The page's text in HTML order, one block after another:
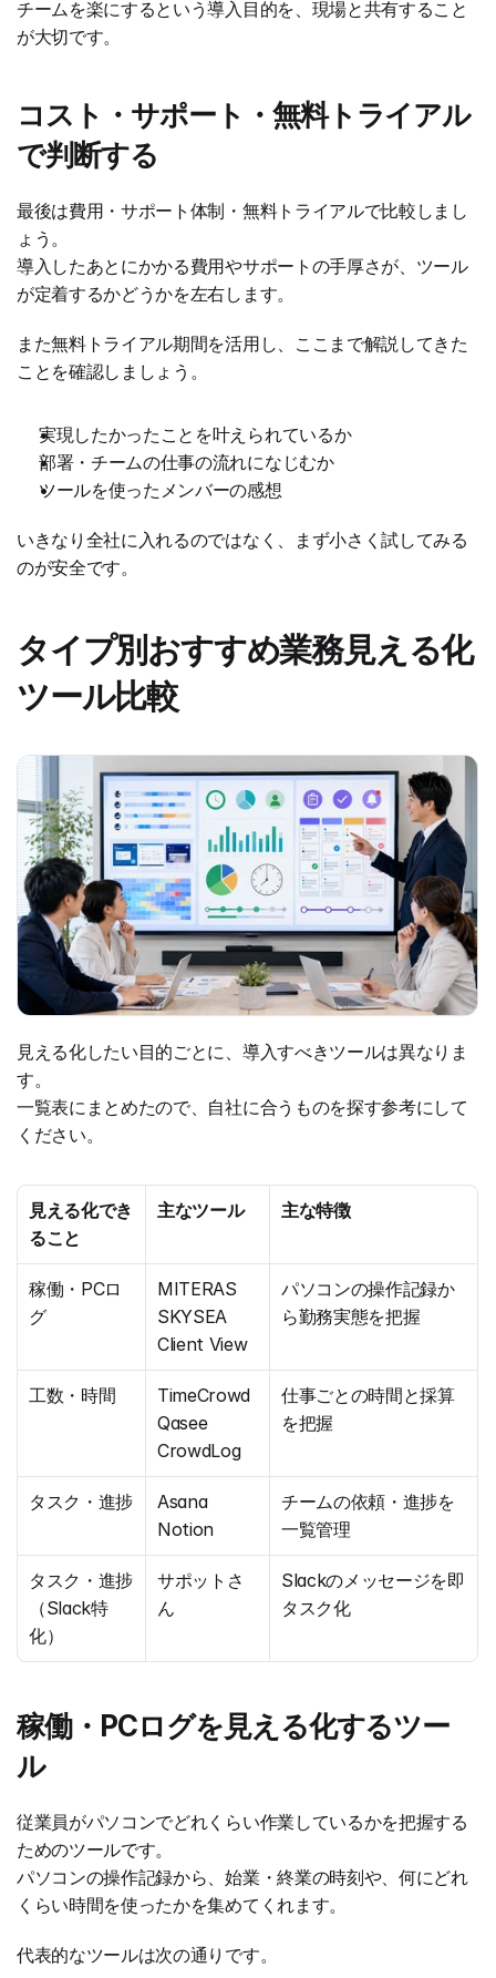
チームを楽にするという導入目的を、現場と共有すること
が大切です。
コスト・サポート・無料トライアル
で判断する
最後は費用・サポート体制・無料トライアルで比較しまし
ょう。
導入したあとにかかる費用やサポートの手厚さが、ツール
が定着するかどうかを左右します。
また無料トライアル期間を活用し、ここまで解説してきた
ことを確認しましょう。
実現したかったことを叶えられているか
部署・チームの仕事の流れになじむか
ツールを使ったメンバーの感想
いきなり全社に入れるのではなく、まず小さく試してみる
のが安全です。
タイプ別おすすめ業務見える化
ツール比較
見える化したい目的ごとに、導入すべきツールは異なりま
す。
一覧表にまとめたので、自社に合うものを探す参考にして
ください。
見える化でき
ること
主なツール 主な特徴
稼働・PCロ
グ
MITERAS
SKYSEA
Client View
パソコンの操作記録か
ら勤務実態を把握
工数・時間
TimeCrowd
Qasee
CrowdLog
仕事ごとの時間と採算
を把握
タスク・進捗
Asana
Notion
チームの依頼・進捗を
一覧管理
タスク・進捗
（Slack特
化）
サポットさ
ん
Slackのメッセージを即
タスク化
稼働・PCログを見える化するツー
ル
従業員がパソコンでどれくらい作業しているかを把握する
ためのツールです。
パソコンの操作記録から、始業・終業の時刻や、何にどれ
くらい時間を使ったかを集めてくれます。
代表的なツールは次の通りです。